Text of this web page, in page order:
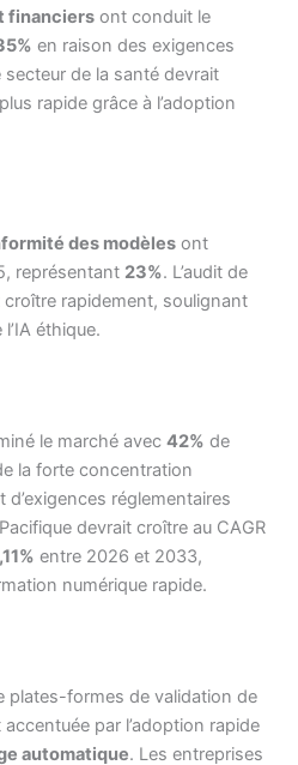
financiers ont conduit le
en raison des exigences
de la santé devrait
rapide grâce à l’adoption
des modèles ont
représentant 23%. L’audit de
croître rapidement, soulignant
éthique.
le marché avec42% de
la forte concentration
réglementaires
devrait croître au CAGR
entre 2026 et 2033,
numérique rapide.
plates-formes de validation de
par l’adoption rapide
automatique. Les entreprises